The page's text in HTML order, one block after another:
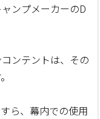
ンプメーカーのD
ンテントは、その
ら、幕内での使用